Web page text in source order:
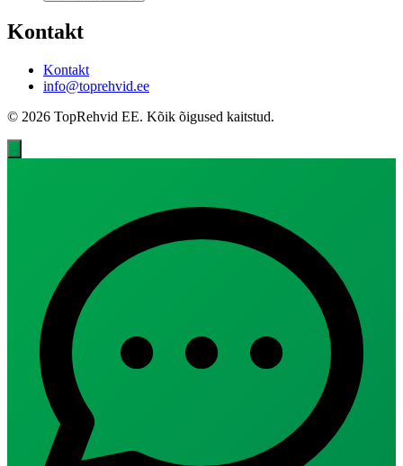
Kontakt
Kontakt
info@toprehvid.ee
© 2026 TopRehvid EE. Kõik õigused kaitstud.